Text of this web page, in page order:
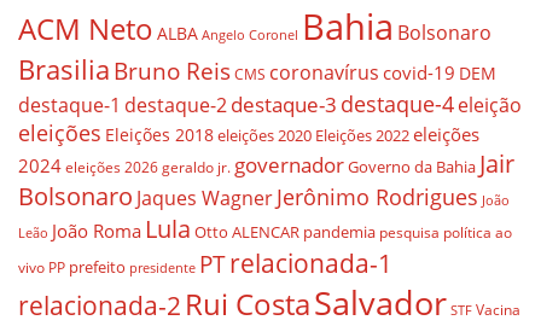
ACM Neto ALBA Angelo Coronel Bahia Bolsonaro
BrasiliaBruno ReisCMS coronavírus covid-19 DEM
destaque-1 destaque-2destaque-3 destaque-4eleição
eleições Eleições 2018eleições 2020 Eleições 2022eleições
2024 eleições 2026 geraldo jr. governadorGoverno da Bahia Jair
Bolsonaro Jaques WagnerJerônimo Rodrigues João
Leão João Roma Lula Otto ALENCAR pandemia pesquisa política ao
vivo PP prefeito presidente PTrelacionada-1
relacionada-2 Rui CostaSalvador STF Vacina